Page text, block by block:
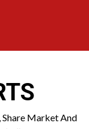
Market And